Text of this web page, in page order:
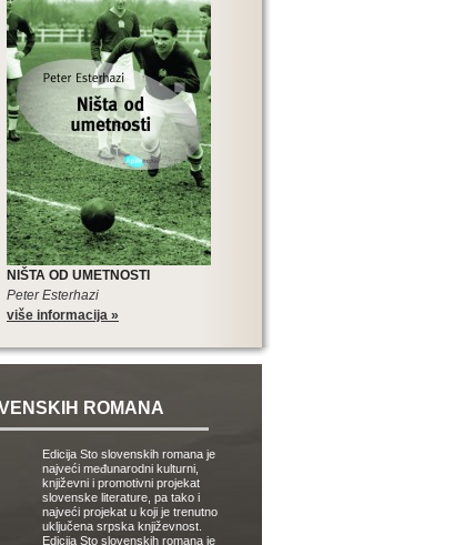
NIŠTA OD UMETNOSTI
Peter Esterhazi
više informacija »
ROMANA
Edicija Sto slovenskih romana je
najveći međunarodni kulturni,
književni i promotivni projekat
slovenske literature, pa tako i
najveći projekat u koji je trenutno
uključena srpska književnost.
Edicija Sto slovenskih romana je